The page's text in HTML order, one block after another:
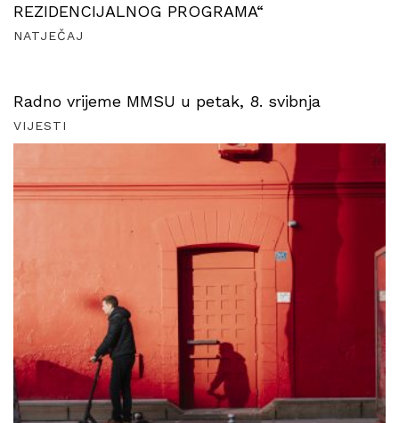
REZIDENCIJALNOG PROGRAMA“
NATJEČAJ
Radno vrijeme MMSU u petak, 8. svibnja
VIJESTI